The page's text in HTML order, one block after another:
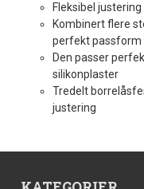
Fleksibel
Kombinert flere
perfekt passform
Den passer
silikonplaster
Tredelt
justering